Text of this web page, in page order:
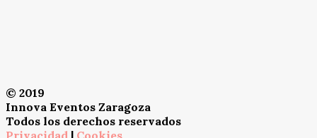
© 2019
Innova Eventos Zaragoza
Todos los derechos reservados
Privacidad | Cookies